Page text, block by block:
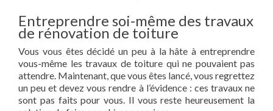
Entreprendre soi-même des travaux
de rénovation de toiture
Vous vous êtes décidé un peu à la hâte à entreprendre
vous-même les travaux de toiture qui ne pouvaient pas
attendre. Maintenant, que vous êtes lancé, vous regrettez
un peu et devez vous rendre à l’évidence : ces travaux ne
sont pas faits pour vous. Il vous reste heureusement la